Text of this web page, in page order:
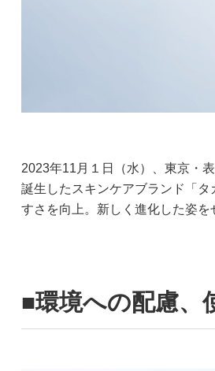
2023年11月１日（水）、東京・
誕生したスキンケアブランド「
すさを向上。新しく進化した姿を
■環境への配慮、